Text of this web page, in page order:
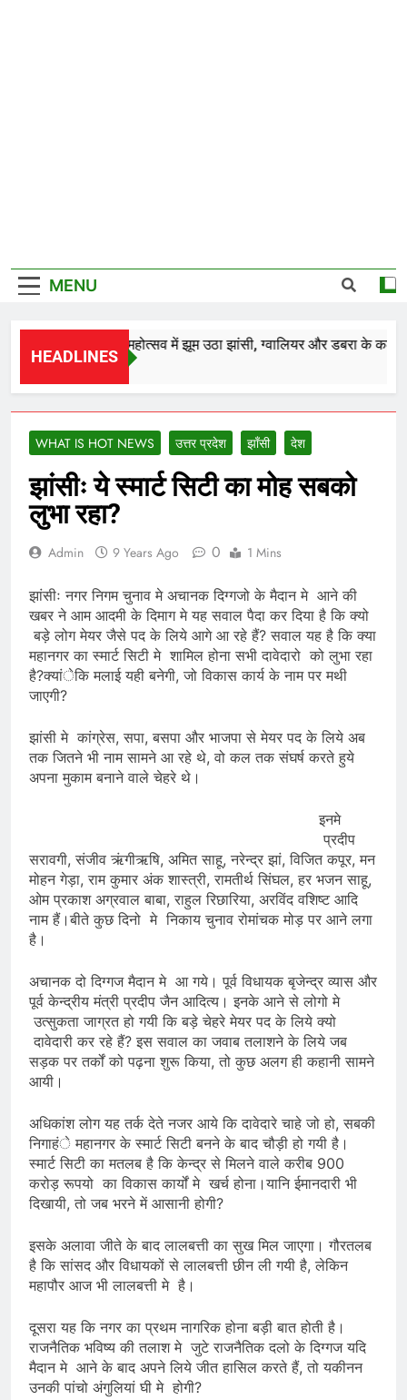
MENU
HEADLINES
*28वें चालीहा महोत्सव में झूम उठा झांसी, ग्वालियर और डबरा के
18 Hours Ago
WHAT IS HOT NEWS उत्तर प्रदेश झाँसी देश
झांसीः ये स्मार्ट सिटी का मोह सबको
लुभा रहा?
Admin 9 Years Ago 0 1 Mins
झांसीः नगर निगम चुनाव मे अचानक दिग्गजो के मैदान मे आने की
खबर ने आम आदमी के दिमाग मे यह सवाल पैदा कर दिया है कि क्यो
बड़े लोग मेयर जैसे पद के लिये आगे आ रहे हैं? सवाल यह है कि क्या
महानगर का स्मार्ट सिटी मे शामिल होना सभी दावेदारो को लुभा रहा
है?क्यांेकि मलाई यही बनेगी, जो विकास कार्य के नाम पर मथी
जाएगी?
झांसी मे कांग्रेस, सपा, बसपा और भाजपा से मेयर पद के लिये अब
तक जितने भी नाम सामने आ रहे थे, वो कल तक संघर्ष करते हुये
अपना मुकाम बनाने वाले चेहरे थे।
इनमे
प्रदीप
सरावगी, संजीव ऋंगीऋषि, अमित साहू, नरेन्द्र झां, विजित कपूर, मन
मोहन गेड़ा, राम कुमार अंक शास्त्री, रामतीर्थ सिंघल, हर भजन साहू,
ओम प्रकाश अग्रवाल बाबा, राहुल रिछारिया, अरविंद वशिष्ट आदि
नाम हैं।बीते कुछ दिनो मे निकाय चुनाव रोमांचक मोड़ पर आने लगा
है।
अचानक दो दिग्गज मैदान मे आ गये। पूर्व विधायक बृजेन्द्र व्यास और
पूर्व केन्द्रीय मंत्री प्रदीप जैन आदित्य। इनके आने से लोगो मे
उत्सुकता जाग्रत हो गयी कि बड़े चेहरे मेयर पद के लिये क्यो
दावेदारी कर रहे हैं? इस सवाल का जवाब तलाशने के लिये जब
सड़क पर तर्कों को पढ़ना शुरू किया, तो कुछ अलग ही कहानी सामने
आयी।
अधिकांश लोग यह तर्क देते नजर आये कि दावेदारे चाहे जो हो, सबकी
निगाहंे महानगर के स्मार्ट सिटी बनने के बाद चौड़ी हो गयी है।
स्मार्ट सिटी का मतलब है कि केन्द्र से मिलने वाले करीब 900
करोड़ रूपयो का विकास कार्यों मे खर्च होना।यानि ईमानदारी भी
दिखायी, तो जब भरने में आसानी होगी?
इसके अलावा जीते के बाद लालबत्ती का सुख मिल जाएगा। गौरतलब
है कि सांसद और विधायकों से लालबत्ती छीन ली गयी है, लेकिन
महापौर आज भी लालबत्ती मे है।
दूसरा यह कि नगर का प्रथम नागरिक होना बड़ी बात होती है।
राजनैतिक भविष्य की तलाश मे जुटे राजनैतिक दलो के दिग्गज यदि
मैदान मे आने के बाद अपने लिये जीत हासिल करते हैं, तो यकीनन
उनकी पांचो अंगुलियां घी मे होगी?